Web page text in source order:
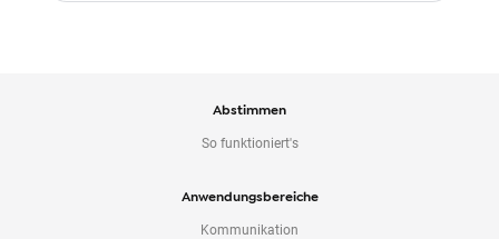
Abstimmen
So funktioniert's
Anwendungsbereiche
Kommunikation